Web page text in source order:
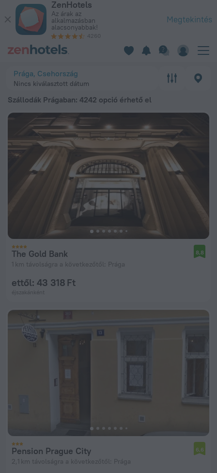
ZenHotels
Az árak az
alkalmazásban
alacsonyabbak!
4260
Megtekintés
Prága, Csehország
Nincs kiválasztott dátum
Szállodák Prágaban: 4242 opció érhető el
The Gold Bank
1 km távolságra a következőtől: Prága
8,8
ettől: 43 318 Ft
éjszakánként
Pension Prague City
2,1 km távolságra a következőtől: Prága
6,6
A 20 legjobb Szállodák Prágaban 202616 612 Ft ártól –